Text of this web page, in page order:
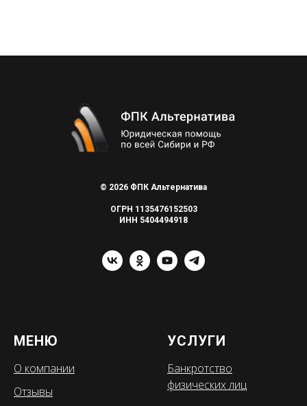
© 2026 ФПК Альтернатива
ОГРН 1135476152503
ИНН 5404494918
МЕНЮ
О компании
Отзывы
УСЛУГИ
Банкротство
физических лиц